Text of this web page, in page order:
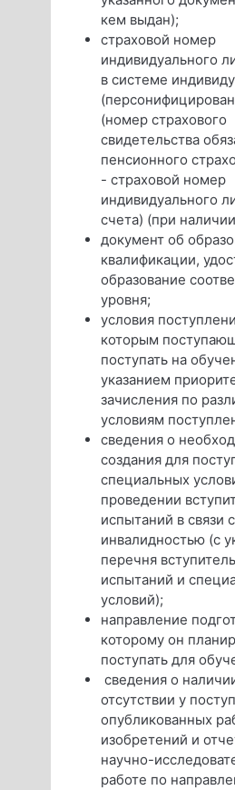
кем выдан);
страховой номер
индивидуального
в системе
(номер страхового
свидетельства
пенсионного
- страховой номер
индивидуального
счета) (при
документ об
квалификации,
образование
уровня;
условия
которым
поступать на
указанием
зачисления по
условиям
сведения о
создания для
специальных
проведении
испытаний в связи
инвалидностью (с
перечня
испытаний и
условий);
направление
которому он
поступать для
сведения о
отсутствии у
опубликованных
изобретений и
научно-
работе по